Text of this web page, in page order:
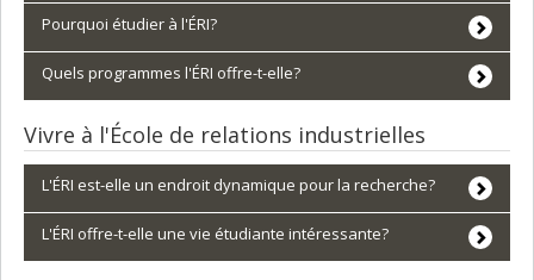
Pourquoi étudier à l'ÉRI?
Quels programmes l'ÉRI offre-t-elle?
Vivre à l'École de relations industrielles
L'ÉRI est-elle un endroit dynamique pour la recherche?
L'ÉRI offre-t-elle une vie étudiante intéressante?